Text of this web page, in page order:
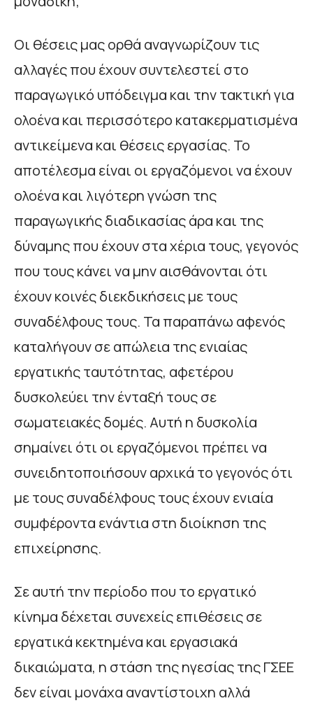
Οι θέσεις μας ορθά αναγνωρίζουν τις
αλλαγές που έχουν συντελεστεί στο
παραγωγικό υπόδειγμα και την τακτική για
ολοένα και περισσότερο κατακερματισμένα
αντικείμενα και θέσεις εργασίας. Το
αποτέλεσμα είναι οι εργαζόμενοι να έχουν
ολοένα και λιγότερη γνώση της
παραγωγικής διαδικασίας άρα και της
δύναμης που έχουν στα χέρια τους, γεγονός
που τους κάνει να μην αισθάνονται ότι
έχουν κοινές διεκδικήσεις με τους
συναδέλφους τους. Τα παραπάνω αφενός
καταλήγουν σε απώλεια της ενιαίας
εργατικής ταυτότητας, αφετέρου
δυσκολεύει την ένταξή τους σε
σωματειακές δομές. Αυτή η δυσκολία
σημαίνει ότι οι εργαζόμενοι πρέπει να
συνειδητοποιήσουν αρχικά το γεγονός ότι
με τους συναδέλφους τους έχουν ενιαία
συμφέροντα ενάντια στη διοίκηση της
επιχείρησης.
Σε αυτή την περίοδο που το εργατικό
κίνημα δέχεται συνεχείς επιθέσεις σε
εργατικά κεκτημένα και εργασιακά
δικαιώματα, η στάση της ηγεσίας της ΓΣΕΕ
δεν είναι μονάχα αναντίστοιχη αλλά